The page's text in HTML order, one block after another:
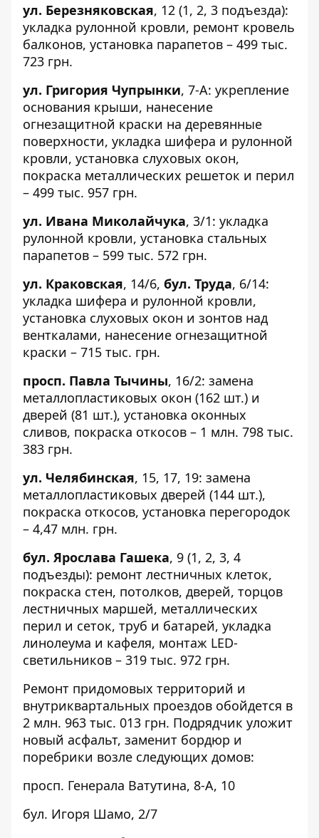
ул. Березняковская, 12 (1, 2, 3 подъезда):
укладка рулонной кровли, ремонт кровель
балконов, установка парапетов – 499 тыс.
723 грн.
ул. Григория Чупрынки, 7-А: укрепление
основания крыши, нанесение
огнезащитной краски на деревянные
поверхности, укладка шифера и рулонной
кровли, установка слуховых окон,
покраска металлических решеток и перил
– 499 тыс. 957 грн.
ул. Ивана Миколайчука, 3/1: укладка
рулонной кровли, установка стальных
парапетов – 599 тыс. 572 грн.
ул. Краковская, 14/6, бул. Труда, 6/14:
укладка шифера и рулонной кровли,
установка слуховых окон и зонтов над
венткалами, нанесение огнезащитной
краски – 715 тыс. грн.
просп. Павла Тычины, 16/2: замена
металлопластиковых окон (162 шт.) и
дверей (81 шт.), установка оконных
сливов, покраска откосов – 1 млн. 798 тыс.
383 грн.
ул. Челябинская, 15, 17, 19: замена
металлопластиковых дверей (144 шт.),
покраска откосов, установка перегородок
– 4,47 млн. грн.
бул. Ярослава Гашека, 9 (1, 2, 3, 4
подъезды): ремонт лестничных клеток,
покраска стен, потолков, дверей, торцов
лестничных маршей, металлических
перил и сеток, труб и батарей, укладка
линолеума и кафеля, монтаж LED-
светильников – 319 тыс. 972 грн.
Ремонт придомовых территорий и
внутриквартальных проездов обойдется в
2 млн. 963 тыс. 013 грн. Подрядчик уложит
новый асфальт, заменит бордюр и
поребрики возле следующих домов:
просп. Генерала Ватутина, 8-А, 10
бул. Игоря Шамо, 2/7